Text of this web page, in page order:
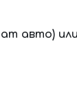
авто)